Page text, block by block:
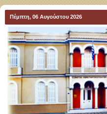
Πέμπτη, 06 Αυγούστου 2026